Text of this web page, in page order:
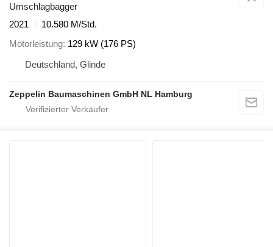
Umschlagbagger
2021
10.580 M/Std.
Motorleistung 129 kW (176 PS)
Deutschland, Glinde
Zeppelin Baumaschinen GmbH NL Hamburg